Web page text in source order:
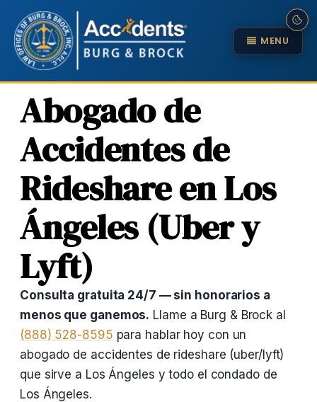
MENU
Abogado de
Accidentes de
Rideshare en Los
Ángeles (Uber y
Lyft)
Consulta gratuita 24/7 — sin honorarios a
menos que ganemos. Llame a Burg & Brock al
(888) 528-8595 para hablar hoy con un
abogado de accidentes de rideshare (uber/lyft)
que sirve a Los Ángeles y todo el condado de
Los Ángeles.